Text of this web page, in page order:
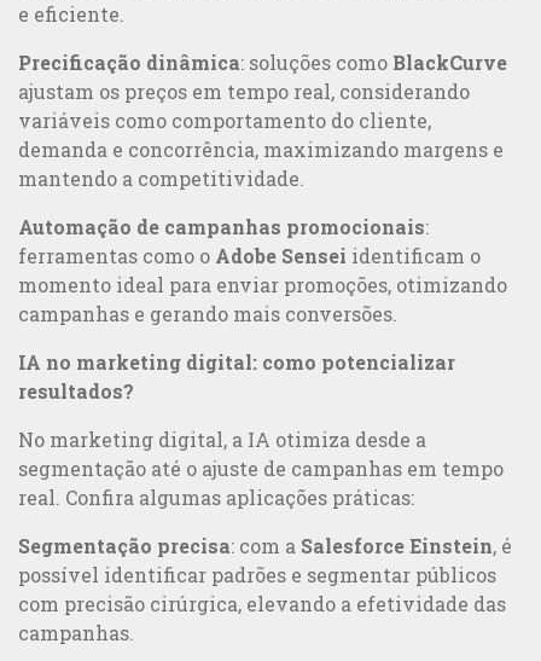
Comunicação 360°: transforme a relação com seus públicos
e eficiente.
Precificação dinâmica: soluções como BlackCurve
ajustam os preços em tempo real, considerando
variáveis como comportamento do cliente,
demanda e concorrência, maximizando margens e
mantendo a competitividade.
Automação de campanhas promocionais:
ferramentas como o Adobe Sensei identificam o
momento ideal para enviar promoções, otimizando
campanhas e gerando mais conversões.
IA no marketing digital: como potencializar
resultados?
No marketing digital, a IA otimiza desde a
segmentação até o ajuste de campanhas em tempo
real. Confira algumas aplicações práticas:
Segmentação precisa: com a Salesforce Einstein, é
possível identificar padrões e segmentar públicos
com precisão cirúrgica, elevando a efetividade das
campanhas.